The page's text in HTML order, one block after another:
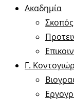
Ακαδημία
Σκοπός
Γ.